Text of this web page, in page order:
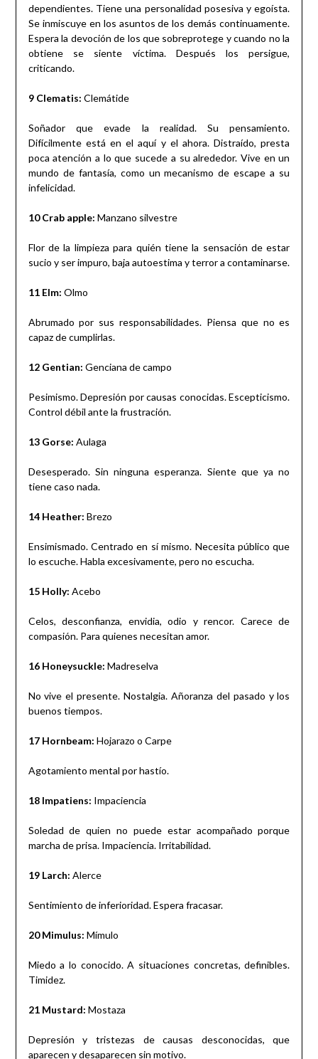
dependientes. Tiene una personalidad posesiva y egoísta.
Se inmiscuye en los asuntos de los demás continuamente.
Espera la devoción de los que sobreprotege y cuando no la
obtiene se siente víctima. Después los persigue,
criticando.
9 Clematis: Clemátide
Soñador que evade la realidad. Su pensamiento.
Difícilmente está en el aquí y el ahora. Distraído, presta
poca atención a lo que sucede a su alrededor. Vive en un
mundo de fantasía, como un mecanismo de escape a su
infelicidad.
10 Crab apple: Manzano silvestre
Flor de la limpieza para quién tiene la sensación de estar
sucio y ser impuro, baja autoestima y terror a contaminarse.
11 Elm: Olmo
Abrumado por sus responsabilidades. Piensa que no es
capaz de cumplirlas.
12 Gentian: Genciana de campo
Pesimismo. Depresión por causas conocidas. Escepticismo.
Control débil ante la frustración.
13 Gorse: Aulaga
Desesperado. Sin ninguna esperanza. Siente que ya no
tiene caso nada.
14 Heather: Brezo
Ensimismado. Centrado en sí mismo. Necesita público que
lo escuche. Habla excesivamente, pero no escucha.
15 Holly: Acebo
Celos, desconfianza, envidia, odio y rencor. Carece de
compasión. Para quienes necesitan amor.
16 Honeysuckle: Madreselva
No vive el presente. Nostalgia. Añoranza del pasado y los
buenos tiempos.
17 Hornbeam: Hojarazo o Carpe
Agotamiento mental por hastío.
18 Impatiens: Impaciencia
Soledad de quien no puede estar acompañado porque
marcha de prisa. Impaciencia. Irritabilidad.
19 Larch: Alerce
Sentimiento de inferioridad. Espera fracasar.
20 Mimulus: Mímulo
Miedo a lo conocido. A situaciones concretas, definibles.
Timidez.
21 Mustard: Mostaza
Depresión y tristezas de causas desconocidas, que
aparecen y desaparecen sin motivo.